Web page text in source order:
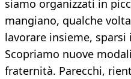
siamo organizzati in
mangiano, qualche
lavorare insieme,
Scopriamo nuove
fraternità. Parecchi,